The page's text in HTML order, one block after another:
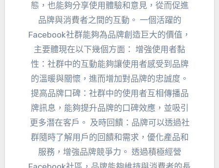
態，也能夠分享使用體驗和意見，從而促進
品牌與消費者之間的互動。 一個活躍的
Facebook社群能夠為品牌創造巨大的價值，
主要體現在以下幾個方面： 增強使用者黏
性：社群中的互動能夠讓使用者感受到品牌
的溫暖與關懷，進而增加對品牌的忠誠度。
提高品牌口碑：社群中的使用者互相傳播品
牌訊息，能夠提升品牌的口碑效應，並吸引
更多潛在客戶。 及時回饋：品牌可以透過社
群隨時了解用戶的回饋和需求，優化產品和
服務，增強品牌競爭力。 透過積極經營